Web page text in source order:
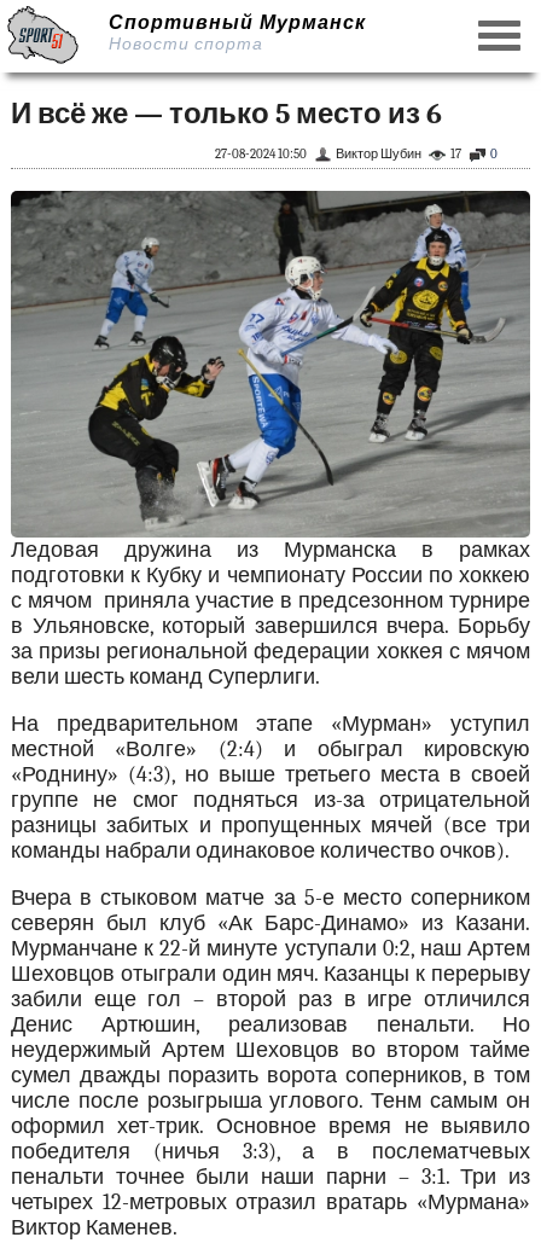
Спортивный Мурманск
Новости спорта
И всё же — только 5 место из 6
0
17
Виктор Шубин
27-08-2024 10:50
Ледовая дружина из Мурманска в рамках
подготовки к Кубку и чемпионату России по хоккею
с мячом приняла участие в предсезонном турнире
в Ульяновске, который завершился вчера. Борьбу
за призы региональной федерации хоккея с мячом
вели шесть команд Суперлиги.
На предварительном этапе «Мурман» уступил
местной «Волге» (2:4) и обыграл кировскую
«Роднину» (4:3), но выше третьего места в своей
группе не смог подняться из-за отрицательной
разницы забитых и пропущенных мячей (все три
команды набрали одинаковое количество очков).
Вчера в стыковом матче за 5-е место соперником
северян был клуб «Ак Барс-Динамо» из Казани.
Мурманчане к 22-й минуте уступали 0:2, наш Артем
Шеховцов отыграли один мяч. Казанцы к перерыву
забили еще гол – второй раз в игре отличился
Денис Артюшин, реализовав пенальти. Но
неудержимый Артем Шеховцов во втором тайме
сумел дважды поразить ворота соперников, в том
числе после розыгрыша углового. Тенм самым он
оформил хет-трик. Основное время не выявило
победителя (ничья 3:3), а в послематчевых
пенальти точнее были наши парни – 3:1. Три из
четырех 12-метровых отразил вратарь «Мурмана»
Виктор Каменев.